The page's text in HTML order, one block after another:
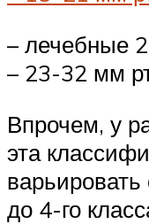
– лечебные
– 23-32 мм
Впрочем, у
эта
до 4-го